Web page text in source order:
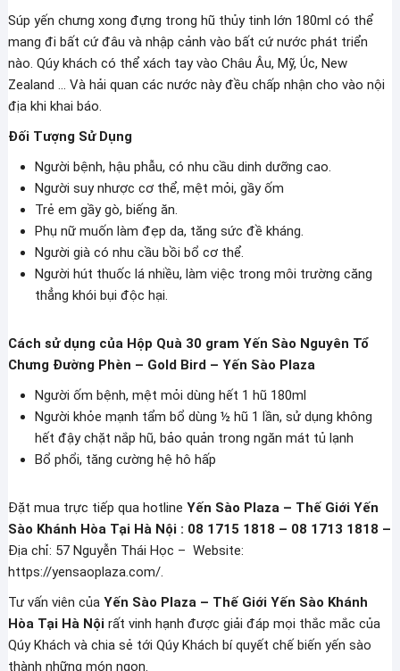
Súp yến chưng xong đựng trong hũ thủy tinh lớn 180ml có thể
mang đi bất cứ đâu và nhập cảnh vào bất cứ nước phát triển
nào. Qúy khách có thể xách tay vào Châu Âu, Mỹ, Úc, New
Zealand … Và hải quan các nước này đều chấp nhận cho vào nội
địa khi khai báo.
Đối Tượng Sử Dụng
Người bệnh, hậu phẫu, có nhu cầu dinh dưỡng cao.
Người suy nhược cơ thể, mệt mỏi, gầy ốm
Trẻ em gầy gò, biếng ăn.
Phụ nữ muốn làm đẹp da, tăng sức đề kháng.
Người già có nhu cầu bồi bổ cơ thể.
Người hút thuốc lá nhiều, làm việc trong môi trường căng
thẳng khói bụi độc hại.
Cách sử dụng của Hộp Quà 30 gram Yến Sào Nguyên Tổ
Chưng Đường Phèn – Gold Bird – Yến Sào Plaza
Người ốm bệnh, mệt mỏi dùng hết 1 hũ 180ml
Người khỏe mạnh tẩm bổ dùng ½ hũ 1 lần, sử dụng không
hết đậy chặt nắp hũ, bảo quản trong ngăn mát tủ lạnh
Bổ phổi, tăng cường hệ hô hấp
Đặt mua trực tiếp qua hotline Yến Sào Plaza – Thế Giới Yến
Sào Khánh Hòa Tại Hà Nội : 08 1715 1818 – 08 1713 1818 –
Địa chỉ: 57 Nguyễn Thái Học – Website:
https://yensaoplaza.com/.
Tư vấn viên của Yến Sào Plaza – Thế Giới Yến Sào Khánh
Hòa Tại Hà Nội rất vinh hạnh được giải đáp mọi thắc mắc của
Qúy Khách và chia sẻ tới Qúy Khách bí quyết chế biến yến sào
thành những món ngon.